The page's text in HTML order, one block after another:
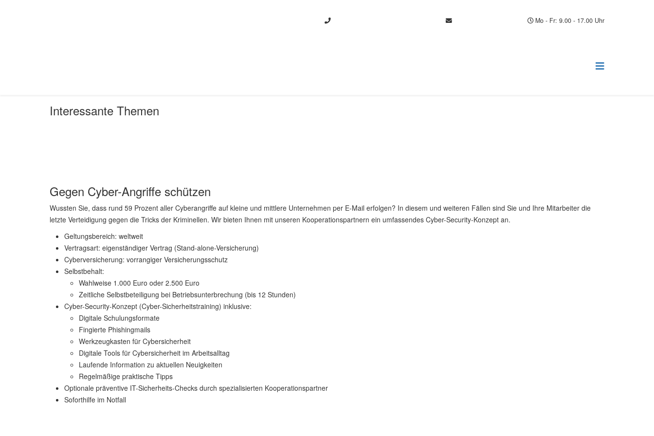
Mo - Fr: 9.00 - 17.00 Uhr
Interessante Themen
Gegen Cyber-Angriffe schützen
Wussten Sie, dass rund 59 Prozent aller Cyberangriffe auf kleine und mittlere Unternehmen per E-Mail erfolgen? In diesem und weiteren Fällen sind Sie und Ihre Mitarbeiter die
letzte Verteidigung gegen die Tricks der Kriminellen. Wir bieten Ihnen mit unseren Kooperationspartnern ein umfassendes Cyber-Security-Konzept an.
Geltungsbereich: weltweit
Vertragsart: eigenständiger Vertrag (Stand-alone-Versicherung)
Cyberversicherung: vorrangiger Versicherungsschutz
Selbstbehalt:
Wahlweise 1.000 Euro oder 2.500 Euro
Zeitliche Selbstbeteiligung bei Betriebsunterbrechung (bis 12 Stunden)
Cyber-Security-Konzept (Cyber-Sicherheitstraining) inklusive:
Digitale Schulungsformate
Fingierte Phishingmails
Werkzeugkasten für Cybersicherheit
Digitale Tools für Cybersicherheit im Arbeitsalltag
Laufende Information zu aktuellen Neuigkeiten
Regelmäßige praktische Tipps
Optionale präventive IT-Sicherheits-Checks durch spezialisierten Kooperationspartner
Soforthilfe im Notfall